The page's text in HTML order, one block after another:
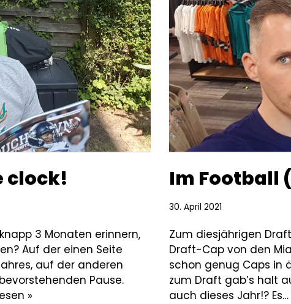
clock!
3 Monaten erinnern,
Auf der einen Seite
auf der anderen
Pause.
»
Im Football
30. April 2021
Zum diesjährigen
Draft-Cap von den
schon genug Caps in
zum Draft gab’s halt
auch dieses Jahr!? Es…